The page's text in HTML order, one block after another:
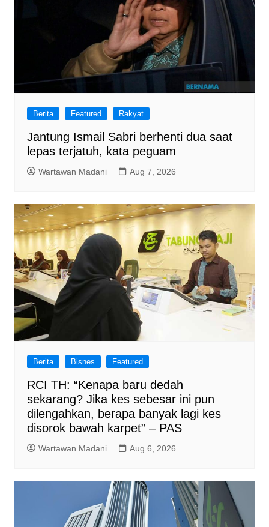
Berita Featured Rakyat
Jantung Ismail Sabri berhenti dua saat
lepas terjatuh, kata peguam
Wartawan Madani Aug 7, 2026
Berita Bisnes Featured
RCI TH: “Kenapa baru dedah
sekarang? Jika kes sebesar ini pun
dilengahkan, berapa banyak lagi kes
disorok bawah karpet” – PAS
Wartawan Madani Aug 6, 2026